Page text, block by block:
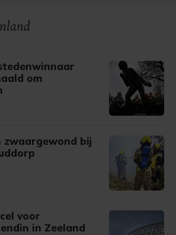
wijzigen of intrekken.
om
zwaargewond bij
voor
in Zeeland